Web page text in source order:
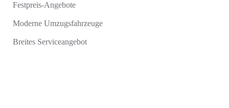
Festpreis-Angebote
Moderne Umzugsfahrzeuge
Breites Serviceangebot